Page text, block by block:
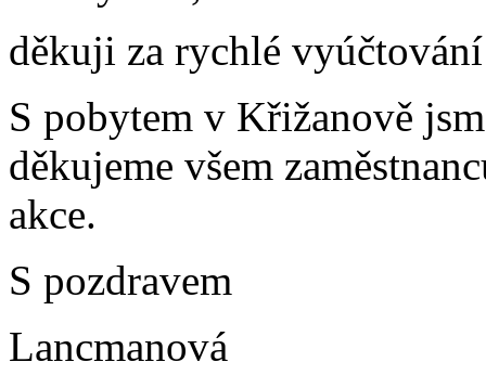
děkuji za rychlé
S pobytem v Křižanově
děkujeme všem
akce.
S pozdravem
Lancmanová